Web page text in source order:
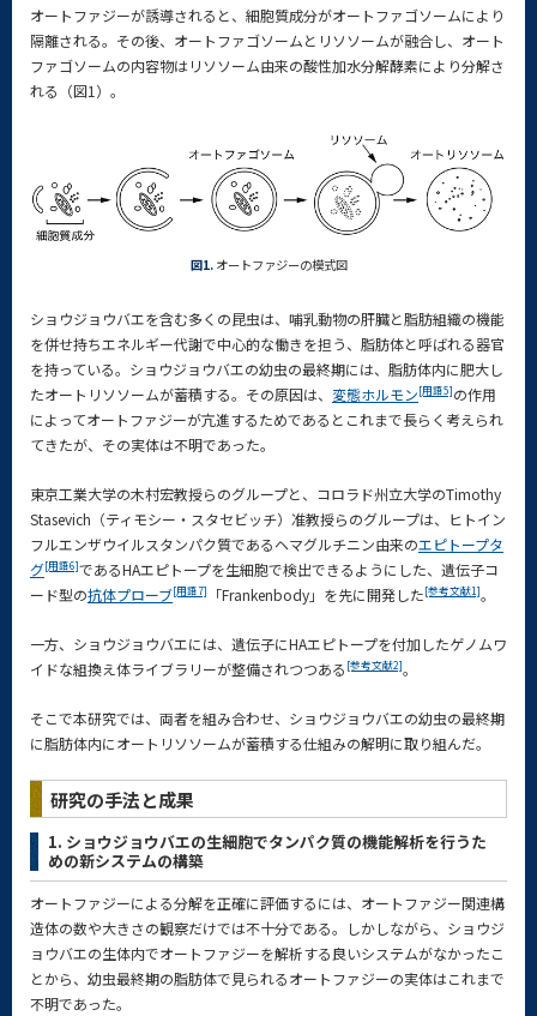
オートファジーが誘導されると、細胞質成分がオートファゴソームにより
隔離される。その後、オートファゴソームとリソソームが融合し、オート
ファゴソームの内容物はリソソーム由来の酸性加水分解酵素により分解さ
れる（図1）。
図1. オートファジーの模式図
ショウジョウバエを含む多くの昆虫は、哺乳動物の肝臓と脂肪組織の機能
を併せ持ちエネルギー代謝で中心的な働きを担う、脂肪体と呼ばれる器官
を持っている。ショウジョウバエの幼虫の最終期には、脂肪体内に肥大し
たオートリソソームが蓄積する。その原因は、 変態ホルモン[用語5]の作用
によってオートファジーが亢進するためであるとこれまで長らく考えられ
てきたが、その実体は不明であった。
東京工業大学の木村宏教授らのグループと、コロラド州立大学のTimothy
Stasevich（ティモシー・スタセビッチ）准教授らのグループは、ヒトイン
フルエンザウイルスタンパク質であるヘマグルチニン由来のエピトープタ
グ[用語6]であるHAエピトープを生細胞で検出できるようにした、遺伝子コ
ード型の抗体プローブ[用語7] 「Frankenbody」を先に開発した[参考文献1]。
一方、ショウジョウバエには、遺伝子にHAエピトープを付加したゲノムワ
イドな組換え体ライブラリーが整備されつつある [参考文献2]。
そこで本研究では、両者を組み合わせ、ショウジョウバエの幼虫の最終期
に脂肪体内にオートリソソームが蓄積する仕組みの解明に取り組んだ。
研究の手法と成果
1. ショウジョウバエの生細胞でタンパク質の機能解析を行うた
めの新システムの構築
オートファジーによる分解を正確に評価するには、オートファジー関連構
造体の数や大きさの観察だけでは不十分である。しかしながら、ショウジ
ョウバエの生体内でオートファジーを解析する良いシステムがなかったこ
とから、幼虫最終期の脂肪体で見られるオートファジーの実体はこれまで
不明であった。